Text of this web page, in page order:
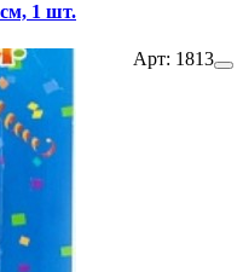
1 шт.
Арт: 1813